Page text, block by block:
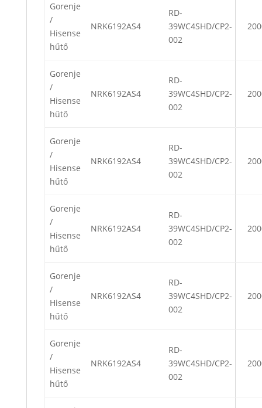
Gorenje
/
Hisense
hűtő
NRK6192AS4
RD-
39WC4SHD/CP2-
002
Gorenje
/
Hisense
hűtő
NRK6192AS4
RD-
39WC4SHD/CP2-
002
Gorenje
/
Hisense
hűtő
NRK6192AS4
RD-
39WC4SHD/CP2-
002
Gorenje
/
Hisense
hűtő
NRK6192AS4
RD-
39WC4SHD/CP2-
002
Gorenje
/
Hisense
hűtő
NRK6192AS4
RD-
39WC4SHD/CP2-
002
Gorenje
/
Hisense
hűtő
NRK6192AS4
RD-
39WC4SHD/CP2-
002